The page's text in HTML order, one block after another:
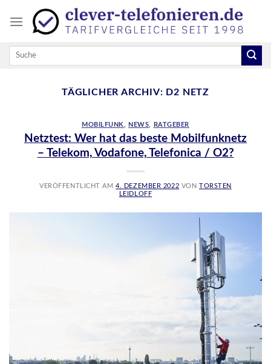
TÄGLICHER ARCHIV: D2 NETZ
MOBILFUNK NEWS RATGEBER
Netztest: Wer hat das beste Mobilfunknetz
– Telekom, Vodafone, Telefonica / O2?
VERÖFFENTLICHT AM4. DEZEMBER 2022 VON TORSTEN
LEIDLOFF